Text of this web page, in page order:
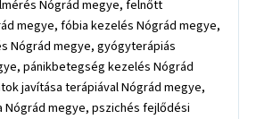
Nógrád megye, felnőtt
megye, fóbia kezelés Nógrád megye,
Nógrád megye, gyógyterápiás
pánikbetegség kezelés Nógrád
javítása terápiával Nógrád megye,
megye, pszichés fejlődési